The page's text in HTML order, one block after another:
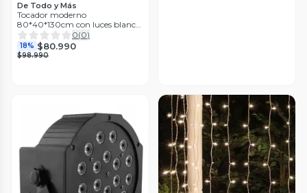
De Todo y Más
Tocador moderno
80*40*130cm con luces blanco
Chic Home
0(0)
18% $80.990
$98.990